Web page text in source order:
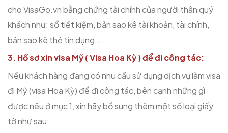
cho VisaGo.vn bằng chứng tài chính của người thân quý
khách như: sổ tiết kiệm, bản sao kê tài khoản, tài chính,
bản sao kê thẻ tín dụng...
3. Hồ sơ xin visa Mỹ ( Visa Hoa Kỳ ) để đi công tác:
Nếu khách hàng đang có nhu cầu sử dụng dịch vụ làm visa
đi Mỹ (visa Hoa Kỳ) để đi công tác, bên cạnh những gì
được nêu ở mục 1, xin hãy bổ sung thêm một số loại giấy
tờ như sau: